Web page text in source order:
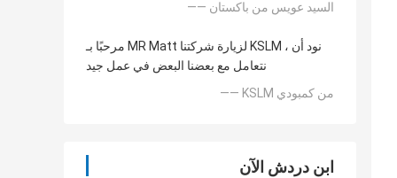
—— السيد عويس من باكستان
مرحبًا بـ MR Matt لزيارة شركتنا KSLM ، نود أن
نتعامل مع بعضنا البعض في عمل جيد
—— KSLM من كمبودي
ابن دردش الآن